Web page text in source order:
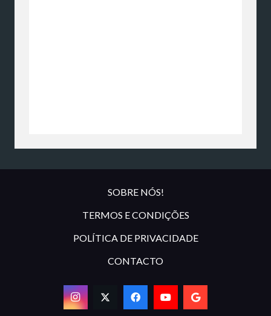
SOBRE NÓS!
TERMOS E CONDIÇÕES
POLÍTICA DE PRIVACIDADE
CONTACTO